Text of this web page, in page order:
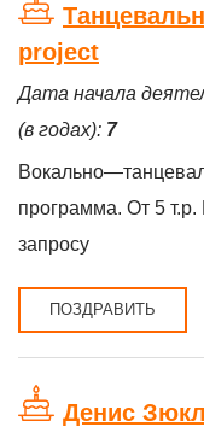
project
Дата начала
(в годах): 7
программа. От 5
запросу
ПОЗДРАВИТЬ
Денис